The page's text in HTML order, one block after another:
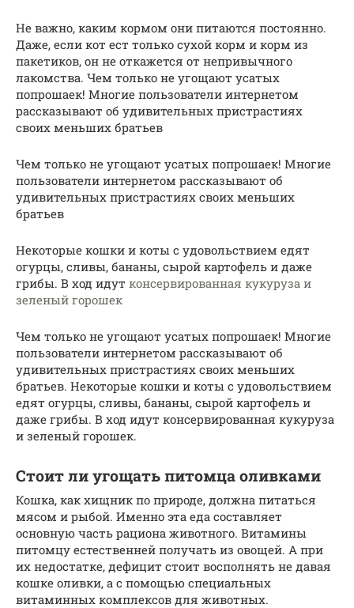
Не важно, каким кормом они питаются постоянно.
Даже, если кот ест только сухой корм и корм из
пакетиков, он не откажется от непривычного
лакомства. Чем только не угощают усатых
попрошаек! Многие пользователи интернетом
рассказывают об удивительных пристрастиях
своих меньших братьев
Чем только не угощают усатых попрошаек! Многие
пользователи интернетом рассказывают об
удивительных пристрастиях своих меньших
братьев
Некоторые кошки и коты с удовольствием едят
огурцы, сливы, бананы, сырой картофель и даже
грибы. В ход идут консервированная кукуруза и
зеленый горошек
Чем только не угощают усатых попрошаек! Многие
пользователи интернетом рассказывают об
удивительных пристрастиях своих меньших
братьев. Некоторые кошки и коты с удовольствием
едят огурцы, сливы, бананы, сырой картофель и
даже грибы. В ход идут консервированная кукуруза
и зеленый горошек.
Стоит ли угощать питомца оливками
Кошка, как хищник по природе, должна питаться
мясом и рыбой. Именно эта еда составляет
основную часть рациона животного. Витамины
питомцу естественней получать из овощей. А при
их недостатке, дефицит стоит восполнять не давая
кошке оливки, а с помощью специальных
витаминных комплексов для животных.